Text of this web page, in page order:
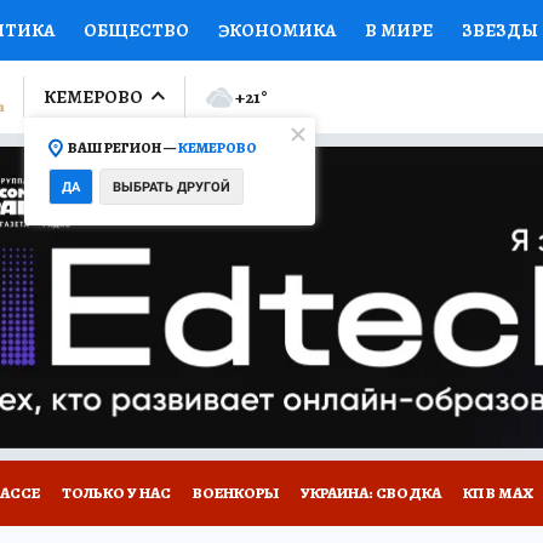
ОБЩЕСТВО ЭКОНОМИКА В МИРЕ ЗВЕЗДЫ
ПРОИСШЕСТВИЯ
ОТКРЫВАЕМ МИР Я ЗНАЮ СЕМЬЯ ЖЕНСКИЕ
ПРОМОКОДЫ СЕРИАЛЫ
КОНКУРСЫ РАБОТА У НАС ГИД ПОТРЕБИТЕЛЯ
КЕМЕРОВО
ВАШ РЕГИОН —КЕМЕРОВО
ДА ВЫБРАТЬ ДРУГОЙ
+21°
ТОЛЬКО У НАС ВОЕНКОРЫ УКРАИНА: СВОДКА КП В МАХ